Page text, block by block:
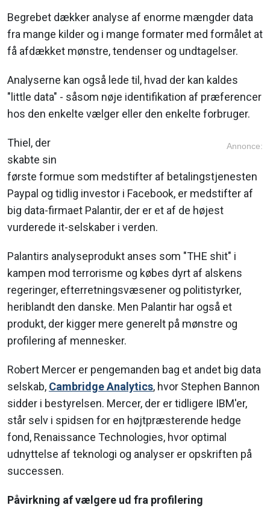
Begrebet dækker analyse af enorme mængder data
fra mange kilder og i mange formater med formålet at
få afdækket mønstre, tendenser og undtagelser.
Analyserne kan også lede til, hvad der kan kaldes
"little data" - såsom nøje identifikation af præferencer
hos den enkelte vælger eller den enkelte forbruger.
Annonce:
Thiel, der
skabte sin
første formue som medstifter af betalingstjenesten
Paypal og tidlig investor i Facebook, er medstifter af
big data-firmaet Palantir, der er et af de højest
vurderede it-selskaber i verden.
Palantirs analyseprodukt anses som "THE shit" i
kampen mod terrorisme og købes dyrt af alskens
regeringer, efterretningsvæsener og politistyrker,
heriblandt den danske. Men Palantir har også et
produkt, der kigger mere generelt på mønstre og
profilering af mennesker.
Robert Mercer er pengemanden bag et andet big data
selskab, Cambridge Analytics, hvor Stephen Bannon
sidder i bestyrelsen. Mercer, der er tidligere IBM'er,
står selv i spidsen for en højtpræsterende hedge
fond, Renaissance Technologies, hvor optimal
udnyttelse af teknologi og analyser er opskriften på
successen.
Påvirkning af vælgere ud fra profilering